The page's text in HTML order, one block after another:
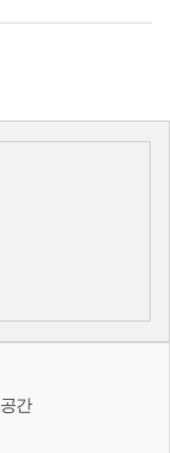
간